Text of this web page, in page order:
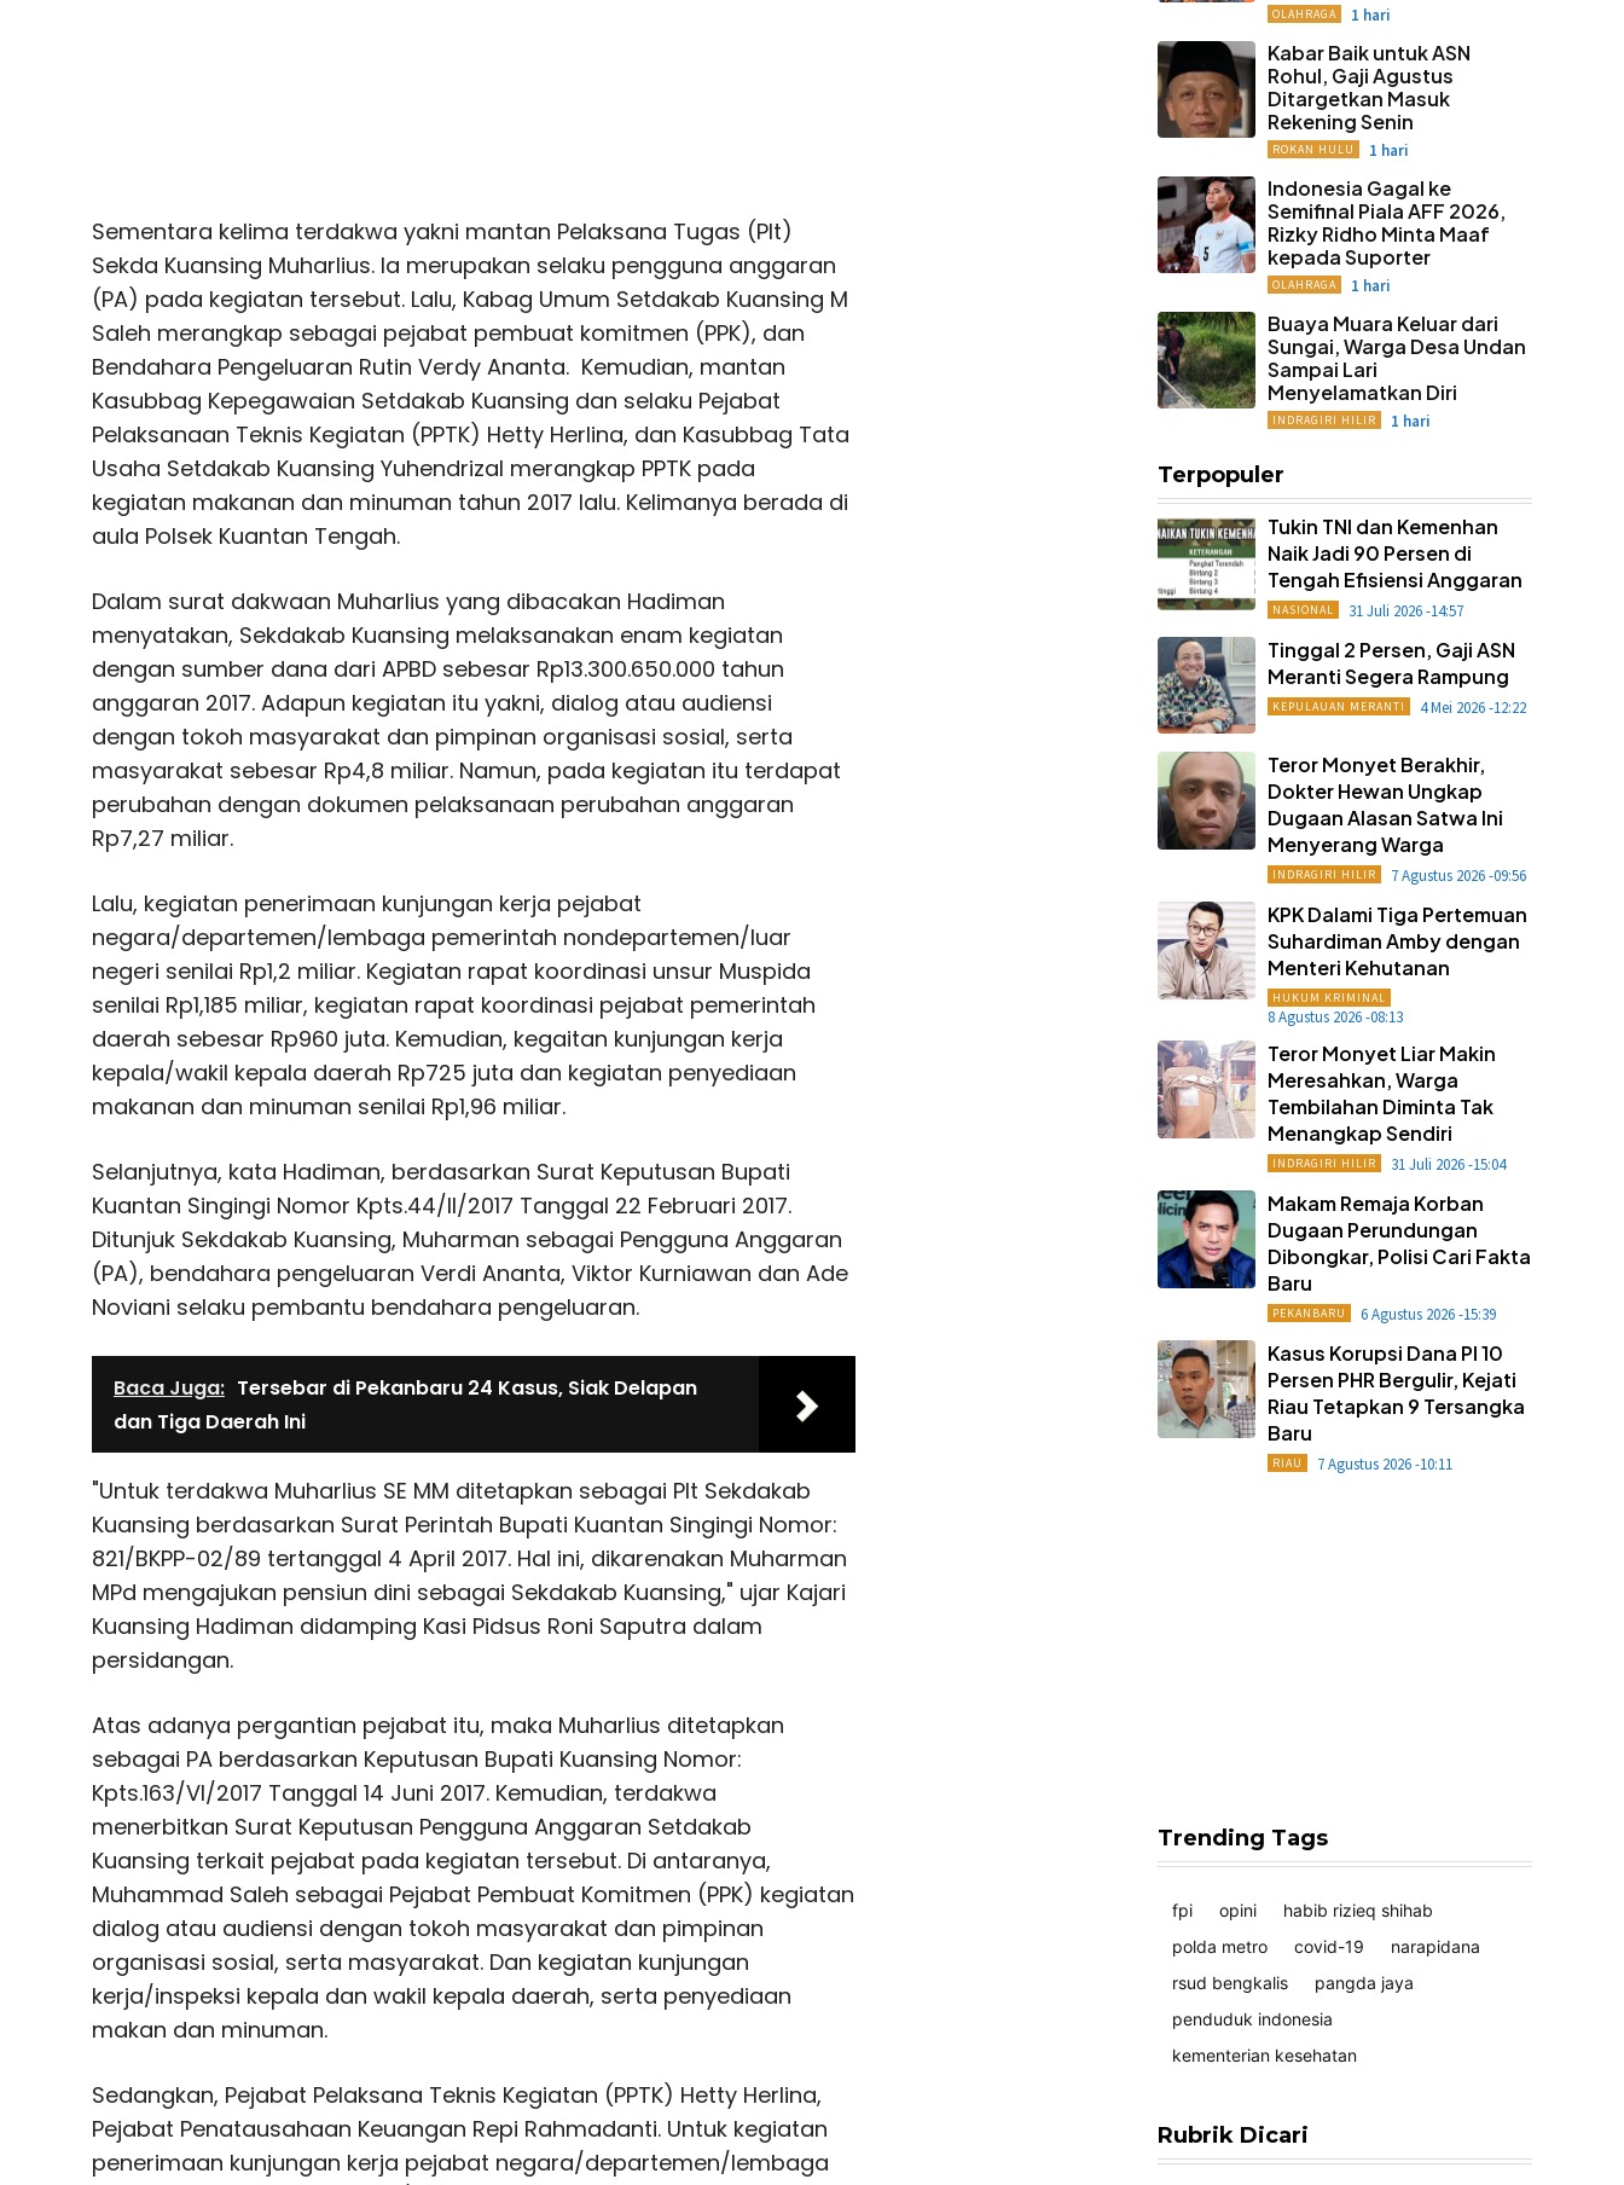
Sementara kelima terdakwa yakni mantan Pelaksana Tugas (Plt)
Sekda Kuansing Muharlius. Ia merupakan selaku pengguna anggaran
(PA) pada kegiatan tersebut. Lalu, Kabag Umum Setdakab Kuansing M
Saleh merangkap sebagai pejabat pembuat komitmen (PPK), dan
Bendahara Pengeluaran Rutin Verdy Ananta. Kemudian, mantan
Kasubbag Kepegawaian Setdakab Kuansing dan selaku Pejabat
Pelaksanaan Teknis Kegiatan (PPTK) Hetty Herlina, dan Kasubbag Tata
Usaha Setdakab Kuansing Yuhendrizal merangkap PPTK pada
kegiatan makanan dan minuman tahun 2017 lalu. Kelimanya berada di
aula Polsek Kuantan Tengah.
Dalam surat dakwaan Muharlius yang dibacakan Hadiman
menyatakan, Sekdakab Kuansing melaksanakan enam kegiatan
dengan sumber dana dari APBD sebesar Rp13.300.650.000 tahun
anggaran 2017. Adapun kegiatan itu yakni, dialog atau audiensi
dengan tokoh masyarakat dan pimpinan organisasi sosial, serta
masyarakat sebesar Rp4,8 miliar. Namun, pada kegiatan itu terdapat
perubahan dengan dokumen pelaksanaan perubahan anggaran
Rp7,27 miliar.
Lalu, kegiatan penerimaan kunjungan kerja pejabat
negara/departemen/lembaga pemerintah nondepartemen/luar
negeri senilai Rp1,2 miliar. Kegiatan rapat koordinasi unsur Muspida
senilai Rp1,185 miliar, kegiatan rapat koordinasi pejabat pemerintah
daerah sebesar Rp960 juta. Kemudian, kegaitan kunjungan kerja
kepala/wakil kepala daerah Rp725 juta dan kegiatan penyediaan
makanan dan minuman senilai Rp1,96 miliar.
Selanjutnya, kata Hadiman, berdasarkan Surat Keputusan Bupati
Kuantan Singingi Nomor Kpts.44/II/2017 Tanggal 22 Februari 2017.
Ditunjuk Sekdakab Kuansing, Muharman sebagai Pengguna Anggaran
(PA), bendahara pengeluaran Verdi Ananta, Viktor Kurniawan dan Ade
Noviani selaku pembantu bendahara pengeluaran.
Baca Juga: Tersebar di Pekanbaru 24 Kasus, Siak Delapan
dan Tiga Daerah Ini
"Untuk terdakwa Muharlius SE MM ditetapkan sebagai Plt Sekdakab
Kuansing berdasarkan Surat Perintah Bupati Kuantan Singingi Nomor:
821/BKPP-02/89 tertanggal 4 April 2017. Hal ini, dikarenakan Muharman
MPd mengajukan pensiun dini sebagai Sekdakab Kuansing," ujar Kajari
Kuansing Hadiman didamping Kasi Pidsus Roni Saputra dalam
persidangan.
Atas adanya pergantian pejabat itu, maka Muharlius ditetapkan
sebagai PA berdasarkan Keputusan Bupati Kuansing Nomor:
Kpts.163/VI/2017 Tanggal 14 Juni 2017. Kemudian, terdakwa
menerbitkan Surat Keputusan Pengguna Anggaran Setdakab
Kuansing terkait pejabat pada kegiatan tersebut. Di antaranya,
Muhammad Saleh sebagai Pejabat Pembuat Komitmen (PPK) kegiatan
dialog atau audiensi dengan tokoh masyarakat dan pimpinan
organisasi sosial, serta masyarakat. Dan kegiatan kunjungan
kerja/inspeksi kepala dan wakil kepala daerah, serta penyediaan
makan dan minuman.
Sedangkan, Pejabat Pelaksana Teknis Kegiatan (PPTK) Hetty Herlina,
Pejabat Penatausahaan Keuangan Repi Rahmadanti. Untuk kegiatan
penerimaan kunjungan kerja pejabat negara/departemen/lembaga
OLAHRAGA 1 hari
Kabar Baik untuk ASN
Rohul, Gaji Agustus
Ditargetkan Masuk
Rekening Senin
ROKAN HULU 1 hari
Indonesia Gagal ke
Semifinal Piala AFF 2026,
Rizky Ridho Minta Maaf
kepada Suporter
OLAHRAGA 1 hari
Buaya Muara Keluar dari
Sungai, Warga Desa Undan
Sampai Lari
Menyelamatkan Diri
INDRAGIRI HILIR 1 hari
Terpopuler
Tukin TNI dan Kemenhan
Naik Jadi 90 Persen di
Tengah Efisiensi Anggaran
NASIONAL 31 Juli 2026 -14:57
Tinggal 2 Persen, Gaji ASN
Meranti Segera Rampung
KEPULAUAN MERANTI 4 Mei 2026 -12:22
Teror Monyet Berakhir,
Dokter Hewan Ungkap
Dugaan Alasan Satwa Ini
Menyerang Warga
INDRAGIRI HILIR 7 Agustus 2026 -09:56
KPK Dalami Tiga Pertemuan
Suhardiman Amby dengan
Menteri Kehutanan
HUKUM KRIMINAL
8 Agustus 2026 -08:13
Teror Monyet Liar Makin
Meresahkan, Warga
Tembilahan Diminta Tak
Menangkap Sendiri
INDRAGIRI HILIR 31 Juli 2026 -15:04
Makam Remaja Korban
Dugaan Perundungan
Dibongkar, Polisi Cari Fakta
Baru
PEKANBARU 6 Agustus 2026 -15:39
Kasus Korupsi Dana PI 10
Persen PHR Bergulir, Kejati
Riau Tetapkan 9 Tersangka
Baru
RIAU 7 Agustus 2026 -10:11
Trending Tags
fpi opini
habib rizieq shihab
polda metro
covid-19
narapidana
rsud bengkalis
pangda jaya
penduduk indonesia
kementerian kesehatan
Rubrik Dicari